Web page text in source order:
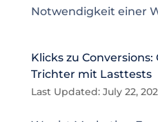
Notwendigkeit einer
Klicks zu
Trichter mit Lasttests
Last Updated: July 22,